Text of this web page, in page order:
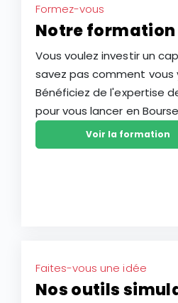
Formez-vous
Notre formation
Vous voulez investir un
savez pas comment vous
Bénéficiez de l'expertise
pour vous lancer en
Voir la formation
Faites-vous une idée
Nos outils